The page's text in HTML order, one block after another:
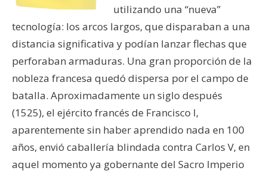
utilizando una “nueva”
tecnología: los arcos largos, que disparaban a una
distancia significativa y podían lanzar flechas que
perforaban armaduras. Una gran proporción de la
nobleza francesa quedó dispersa por el campo de
batalla. Aproximadamente un siglo después
(1525), el ejército francés de Francisco I,
aparentemente sin haber aprendido nada en 100
años, envió caballería blindada contra Carlos V, en
aquel momento ya gobernante del Sacro Imperio